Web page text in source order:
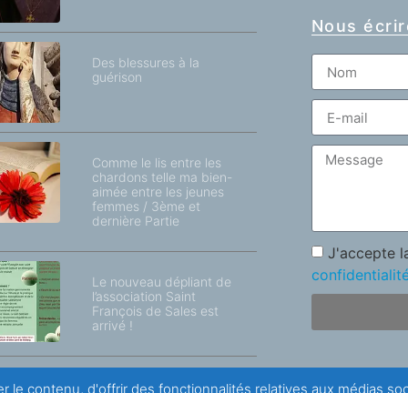
Des blessures à la
guérison
Comme le lis entre les
chardons telle ma bien-
aimée entre les jeunes
femmes / 3ème et
dernière Partie
Le nouveau dépliant de
l’association Saint
François de Sales est
arrivé !
Nous
J'accepte
contenu, d'offrir des fonctionnalités relatives aux médias